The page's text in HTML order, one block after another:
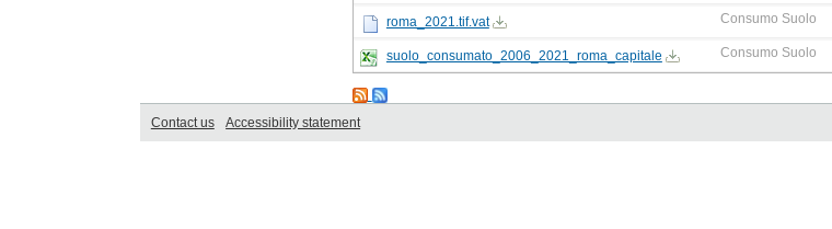
roma_2021.tif.vat Consumo Suolo
suolo_consumato_2006_2021_roma_capitale Consumo Suolo
Contact us Accessibility statement